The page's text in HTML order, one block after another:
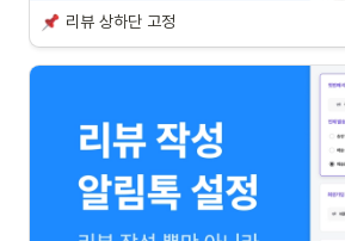
리뷰 상하단 고정